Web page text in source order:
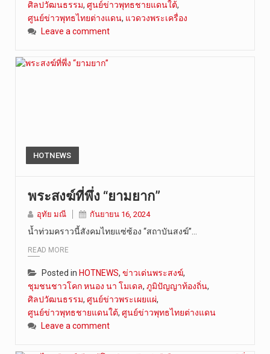
ศิลปวัฒนธรรม, ศูนย์ข่าวพุทธชายแดนใต้,
ศูนย์ข่าวพุทธไทยต่างแดน, แวดวงพระเครื่อง
Leave a comment
HOTNEWS
พระสงฆ์ที่พึ่ง “ยามยาก”
อุทัย มณี กันยายน 16, 2024
น้ำท่วมคราวนี้สังคมไทยแซ่ซ้อง “สถาบันสงฆ์”…
READ MORE
Posted in HOTNEWS, ข่าวเด่นพระสงฆ์,
ชุมชนชาวโคก หนอง นา โมเดล, ภูมิปัญญาท้องถิ่น,
ศิลปวัฒนธรรม, ศูนย์ข่าวพระเผยแผ่,
ศูนย์ข่าวพุทธชายแดนใต้, ศูนย์ข่าวพุทธไทยต่างแดน
Leave a comment